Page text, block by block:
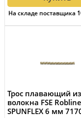
На складе поставщика
Трос плавающий из
волокна FSE Robline
SPUNFLEX 6 мм